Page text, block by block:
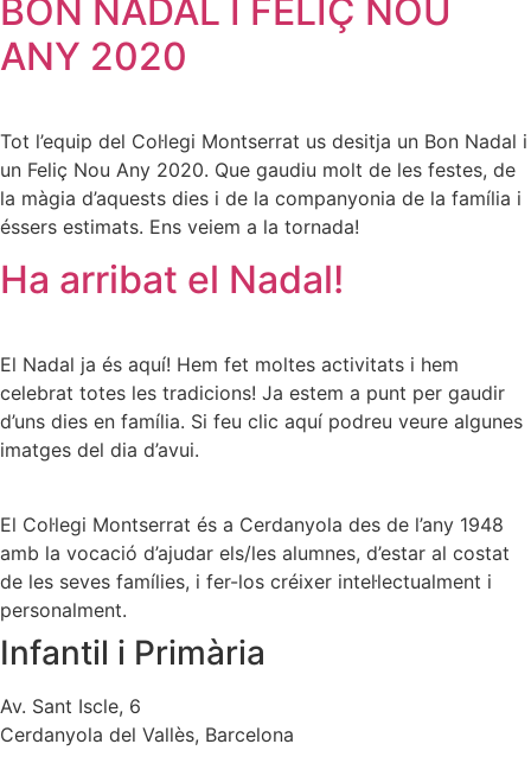
BON NADAL I FELIÇ NOU
ANY 2020
Tot l’equip del Col·legi Montserrat us desitja un Bon Nadal i
un Feliç Nou Any 2020. Que gaudiu molt de les festes, de
la màgia d’aquests dies i de la companyonia de la família i
éssers estimats. Ens veiem a la tornada!
Ha arribat el Nadal!
El Nadal ja és aquí! Hem fet moltes activitats i hem
celebrat totes les tradicions! Ja estem a punt per gaudir
d’uns dies en família. Si feu clic aquí podreu veure algunes
imatges del dia d’avui.
El Col·legi Montserrat és a Cerdanyola des de l’any 1948
amb la vocació d’ajudar els/les alumnes, d’estar al costat
de les seves famílies, i fer-los créixer intel·lectualment i
personalment.
Infantil i Primària
Av. Sant Iscle, 6
Cerdanyola del Vallès, Barcelona